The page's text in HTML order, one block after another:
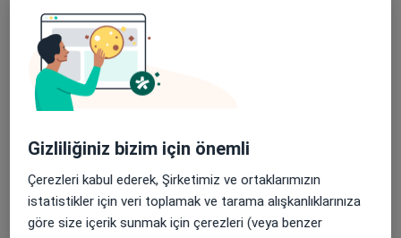
Aile Danışmanlığı
Aile Terapisi
Aile İçi İletişim Sorunları
Bireysel Terapi
Boşanma Danışmanlığı
Gizliliğiniz bizim için önemli
Çerezleri kabul ederek, Şirketimiz ve ortaklarımızın
istatistikler için veri toplamak ve tarama alışkanlıklarınıza
göre size içerik sunmak için çerezleri (veya benzer